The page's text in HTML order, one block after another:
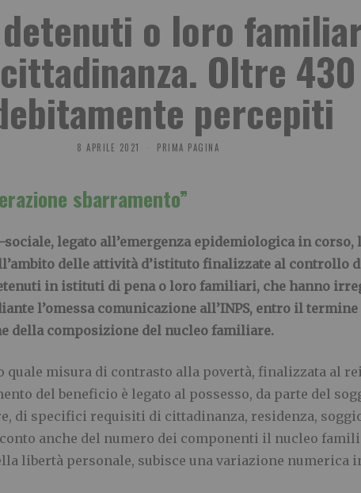
detenuti o loro
Oltre
percepiti
8 APRILE 2021 PRIMA PAGINA
sbarramento”
legato all’emergenza epidemiologica in corso,
delle attività d’istituto finalizzate al controllo
in istituti di pena o loro familiari, che hanno
l’omessa comunicazione all’INPS, entro il termine
della composizione del nucleo familiare.
misura di contrasto alla povertà, finalizzata al
del beneficio è legato al possesso, da parte del
di specifici requisiti di cittadinanza, residenza,
anche del numero dei componenti il nucleo
libertà personale, subisce una variazione numerica